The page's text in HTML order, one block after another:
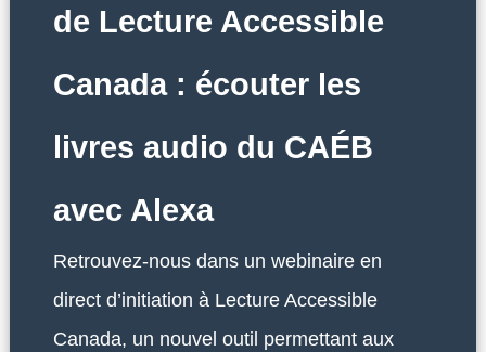
de Lecture Accessible
Canada : écouter les
livres audio du CAÉB
avec Alexa
Retrouvez-nous dans un webinaire en
direct d’initiation à Lecture Accessible
Canada, un nouvel outil permettant aux